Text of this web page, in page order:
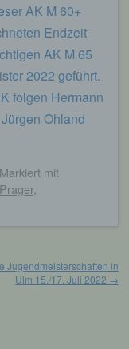
AK M 60+
Endzeit
AK M 65
2022 geführt.
folgen Hermann
Ohland
Markiert mit
,
Jugendmeisterschaften in
Ulm 15./17. Juli 2022 →